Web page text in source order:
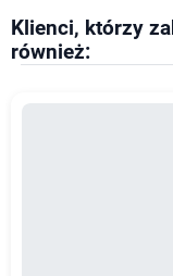
Klienci, którzy
również: